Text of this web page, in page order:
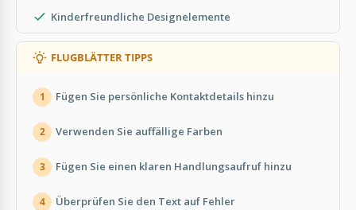
Kinderfreundliche Designelemente
FLUGBLÄTTER TIPPS
1 Fügen Sie persönliche Kontaktdetails hinzu
2 Verwenden Sie auffällige Farben
3 Fügen Sie einen klaren Handlungsaufruf hinzu
4 Überprüfen Sie den Text auf Fehler